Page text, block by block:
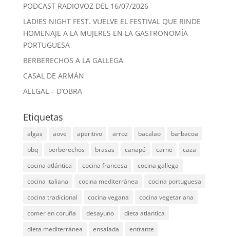
PODCAST RADIOVOZ DEL 16/07/2026
LADIES NIGHT FEST. VUELVE EL FESTIVAL QUE RINDE
HOMENAJE A LA MUJERES EN LA GASTRONOMÍA
PORTUGUESA
BERBERECHOS A LA GALLEGA
CASAL DE ARMÁN
ALEGAL – D’OBRA
Etiquetas
algas aove aperitivo arroz bacalao
barbacoa
bbq
berberechos brasas canapé carne
caza
cocina atlántica
cocina francesa
cocina gallega
cocina italiana
cocina mediterránea
cocina portuguesa
cocina tradicional
cocina vegana
cocina vegetariana
comer en coruña
desayuno
dieta atlantica
dieta mediterránea
ensalada
entrante